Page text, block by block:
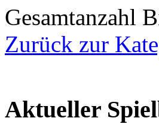
Gesamtanzahl
Zurück zur
Aktueller